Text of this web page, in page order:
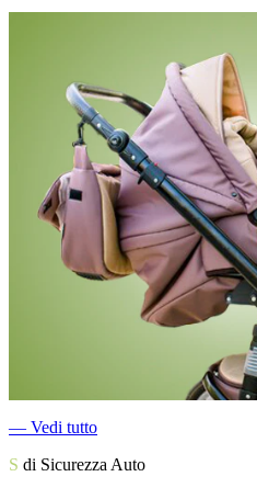
― Vedi tutto
S di Sicurezza Auto